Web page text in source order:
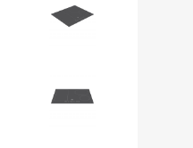
Встраиваемая техника